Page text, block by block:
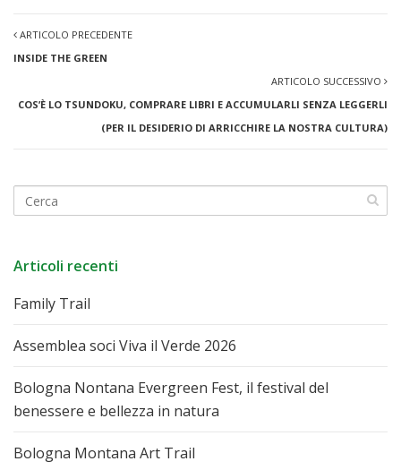
ARTICOLO PRECEDENTE
INSIDE THE GREEN
ARTICOLO SUCCESSIVO
COS’È LO TSUNDOKU, COMPRARE LIBRI E ACCUMULARLI SENZA LEGGERLI
(PER IL DESIDERIO DI ARRICCHIRE LA NOSTRA CULTURA)
Articoli recenti
Family Trail
Assemblea soci Viva il Verde 2026
Bologna Nontana Evergreen Fest, il festival del
benessere e bellezza in natura
Bologna Montana Art Trail